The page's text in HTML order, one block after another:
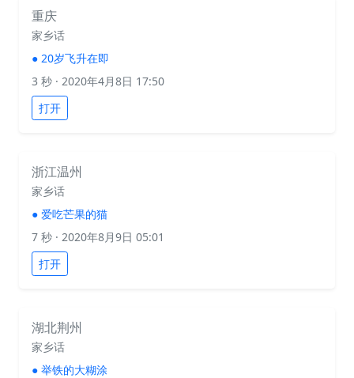
重庆
家乡话
● 20岁飞升在即
3 秒 · 2020年4月8日 17:50
打开
浙江温州
家乡话
● 爱吃芒果的猫
7 秒 · 2020年8月9日 05:01
打开
湖北荆州
家乡话
● 举铁的大糊涂